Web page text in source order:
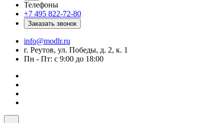
Телефоны
+7 495 822-72-80
Заказать звонок
info@modlr.ru
г. Реутов, ул. Победы, д. 2, к. 1
Пн - Пт: с 9:00 до 18:00